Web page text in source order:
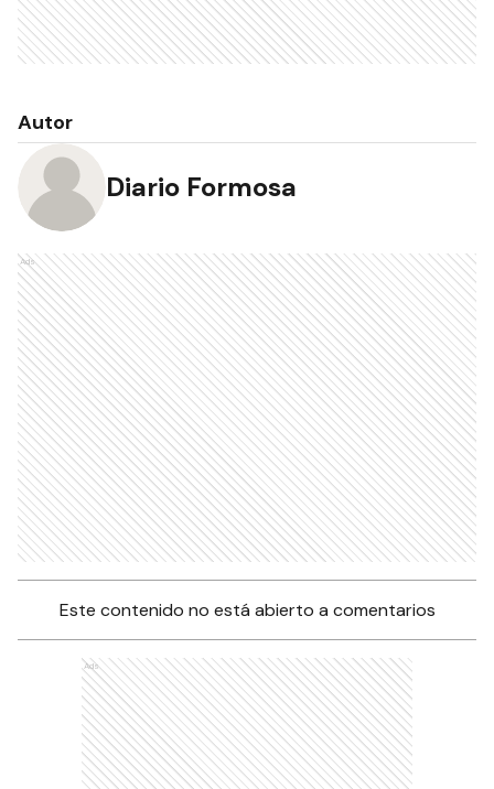
Autor
Diario Formosa
Ads
Este contenido no está abierto a comentarios
Ads